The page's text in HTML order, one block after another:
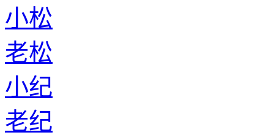
小松
老松
小纪
老纪